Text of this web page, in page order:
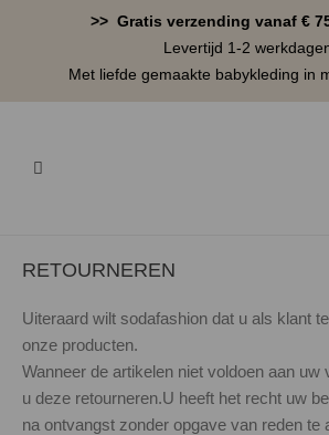
>> Gratis verzending vanaf €
Levertijd 1-2
Met liefde gemaakte babykleding in
RETOURNEREN
Uiteraard wilt sodafashion dat u als klant
onze producten.
Wanneer de artikelen niet voldoen aan uw
u deze retourneren.U heeft het recht uw
na ontvangst zonder opgave van reden te